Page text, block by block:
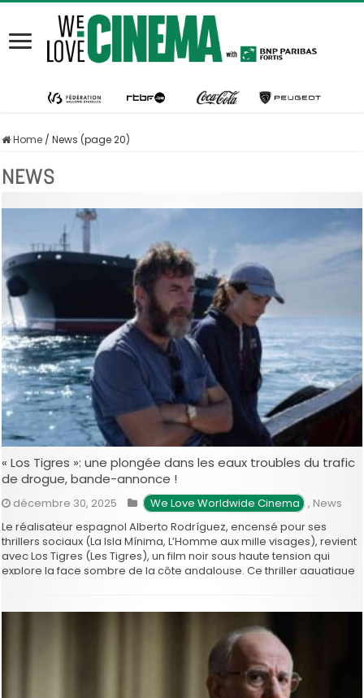
Home / News (page 20)
NEWS
« Los Tigres »: une plongée dans les eaux troubles du trafic
de drogue, bande-annonce !
décembre 30, 2025 We Love Worldwide Cinema , News
Le réalisateur espagnol Alberto Rodríguez, encensé pour ses
thrillers sociaux (La Isla Mínima, L’Homme aux mille visages), revient
avec Los Tigres (Les Tigres), un film noir sous haute tension qui
explore la face sombre de la côte andalouse. Ce thriller aquatique